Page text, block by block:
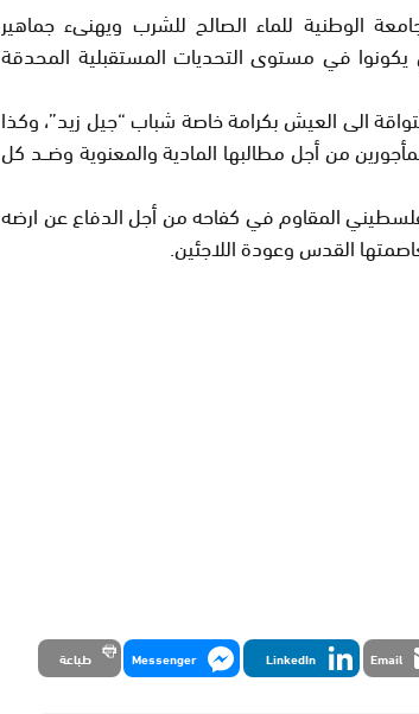
الوطنية للماء الصالح للشرب ويهنىء جماهير
في مستوى التحديات المستقبلية المحدقة
الى العيش بكرامة خاصة شباب “جيل زيد”، وكذا
من أجل مطالبها المادية والمعنوية وضــد كل
المقاوم في كفاحه من أجل الدفاع عن ارضه
القدس وعودة اللاجئين.
Email
LinkedIn
Messenger طباعة